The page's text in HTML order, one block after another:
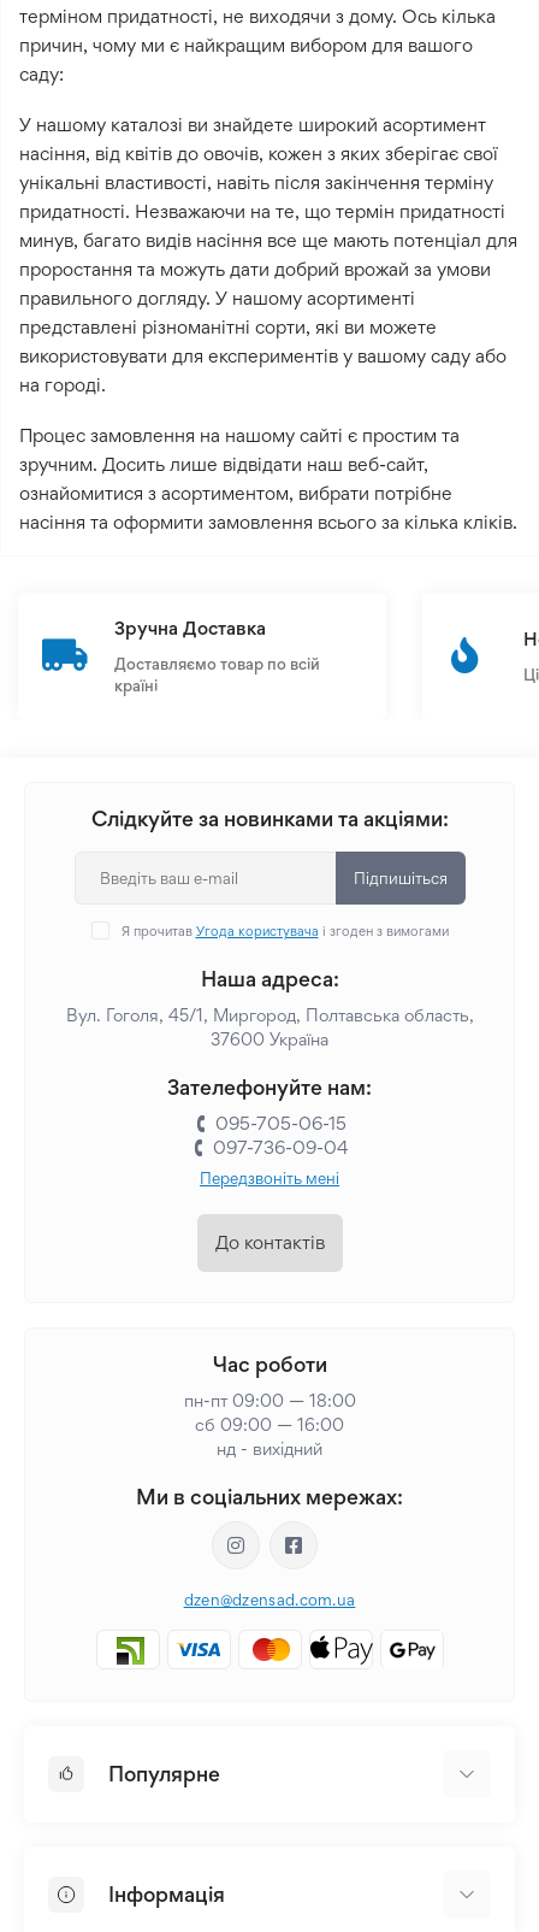
терміном придатності, не виходячи з дому. Ось кілька
причин, чому ми є найкращим вибором для вашого
саду:
У нашому каталозі ви знайдете широкий асортимент
насіння, від квітів до овочів, кожен з яких зберігає свої
унікальні властивості, навіть після закінчення терміну
придатності. Незважаючи на те, що термін придатності
минув, багато видів насіння все ще мають потенціал для
проростання та можуть дати добрий врожай за умови
правильного догляду. У нашому асортименті
представлені різноманітні сорти, які ви можете
використовувати для експериментів у вашому саду або
на городі.
Процес замовлення на нашому сайті є простим та
зручним. Досить лише відвідати наш веб-сайт,
ознайомитися з асортиментом, вибрати потрібне
насіння та оформити замовлення всього за кілька кліків.
Зручна Доставка
Доставляємо товар по всій
країні
Слідкуйте за новинками та акціями:
Підпишіться
Я прочитав Угода користувача і згоден з вимогами
Наша адреса:
Вул. Гоголя, 45/1, Миргород, Полтавська область,
37600 Україна
Зателефонуйте нам:
095-705-06-15
097-736-09-04
Передзвоніть мені
До контактів
Час роботи
пн-пт 09:00 — 18:00
сб 09:00 — 16:00
нд - вихідний
Ми в соціальних мережах:
dzen@dzensad.com.ua
Популярне
Лілія
Інформація